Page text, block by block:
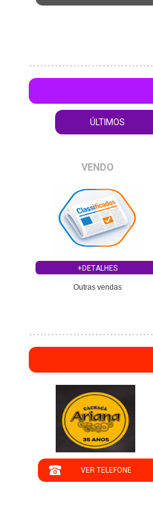
ÚLTIMOS
VENDO
+DETALHES
Outras vendas
VER TELEFONE